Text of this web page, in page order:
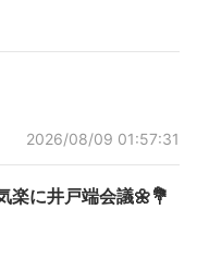
2026/08/09 01:57:31
楽に井戸端会議🌼💐